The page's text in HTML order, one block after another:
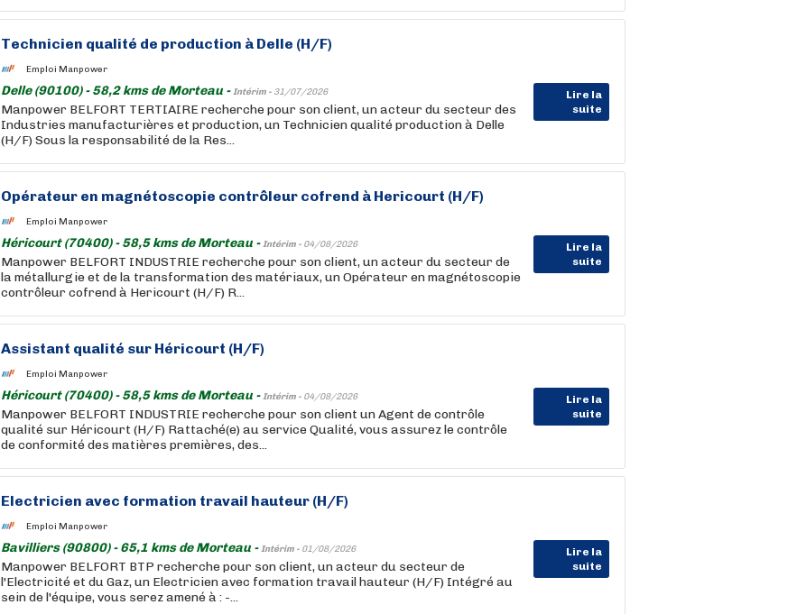
Technicien qualité de production à Delle (H/F)
Emploi Manpower
Delle (90100) - 58,2 kms de Morteau -Intérim - 31/07/2026
Lire la
suite
Manpower BELFORT TERTIAIRE recherche pour son client, un acteur du secteur des
Industries manufacturières et production, un Technicien qualité production à Delle
(H/F) Sous la responsabilité de la Res...
Opérateur en magnétoscopie contrôleur cofrend à Hericourt (H/F)
Emploi Manpower
Héricourt (70400) - 58,5 kms de Morteau -Intérim - 04/08/2026
Lire la
suite
Manpower BELFORT INDUSTRIE recherche pour son client, un acteur du secteur de
la métallurgie et de la transformation des matériaux, un Opérateur en magnétoscopie
contrôleur cofrend à Hericourt (H/F) R...
Assistant qualité sur Héricourt (H/F)
Emploi Manpower
Héricourt (70400) - 58,5 kms de Morteau -Intérim - 04/08/2026
Lire la
suite
Manpower BELFORT INDUSTRIE recherche pour son client un Agent de contrôle
qualité sur Héricourt (H/F) Rattaché(e) au service Qualité, vous assurez le contrôle
de conformité des matières premières, des...
Electricien avec formation travail hauteur (H/F)
Emploi Manpower
Bavilliers (90800) - 65,1 kms de Morteau -Intérim - 01/08/2026
Lire la
suite
Manpower BELFORT BTP recherche pour son client, un acteur du secteur de
l'Electricité et du Gaz, un Electricien avec formation travail hauteur (H/F) Intégré au
sein de l'équipe, vous serez amené à : -...